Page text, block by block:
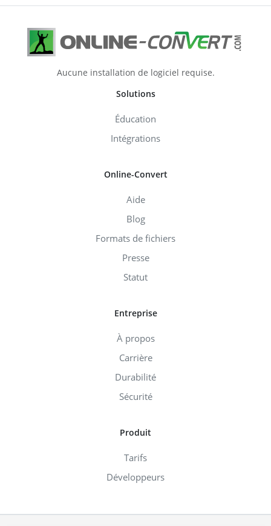
Aucune installation de logiciel requise.
Solutions
Éducation
Intégrations
Online-Convert
Aide
Blog
Formats de fichiers
Presse
Statut
Entreprise
À propos
Carrière
Durabilité
Sécurité
Produit
Tarifs
Développeurs